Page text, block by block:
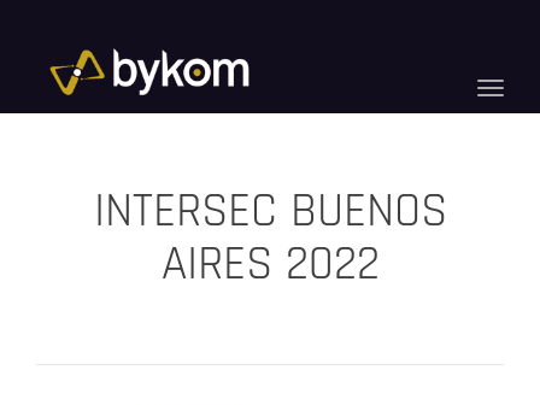
Toggle
INTERSEC BUENOS
AIRES 2022